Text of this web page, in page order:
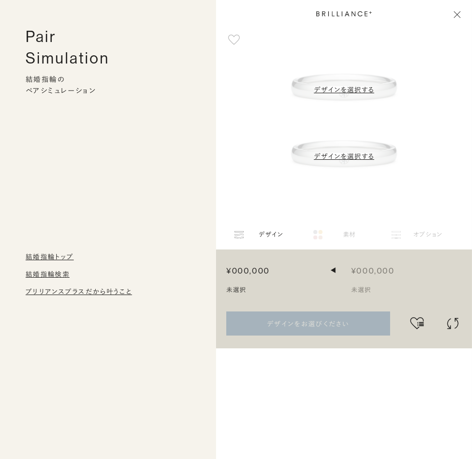
Pair
Simulation
結婚指輪の
ペアシミュレーション
結婚指輪トップ
結婚指輪検索
ブリリアンスプラスだから叶うこと
デザインを選択する
デザインを選択する
デザイン 素材 オプション
¥000,000
未選択
◀ ¥000,000
未選択
デザインをお選びください